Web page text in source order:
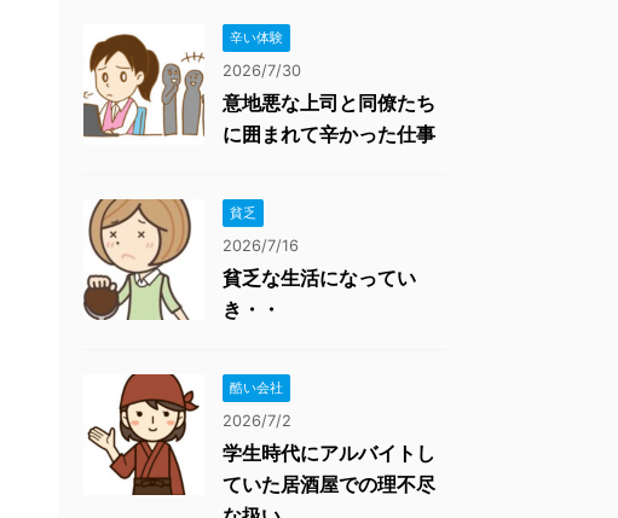
辛い体験
2026/7/30
意地悪な上司と同僚たち
に囲まれて辛かった仕事
貧乏
2026/7/16
貧乏な生活になってい
き・・
酷い会社
2026/7/2
学生時代にアルバイトし
ていた居酒屋での理不尽